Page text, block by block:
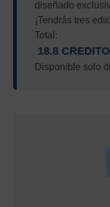
diseñado
¡Tendrás tres
Total:
18.8
Disponible solo